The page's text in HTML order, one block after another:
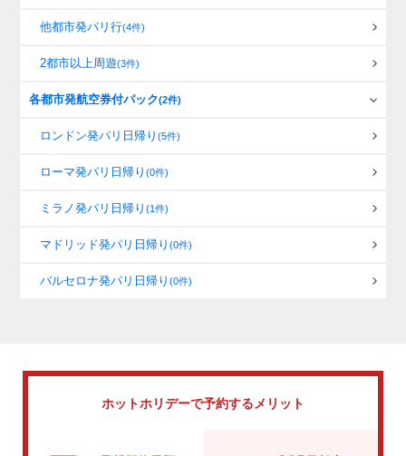
他都市発パリ行(4件)
2都市以上周遊(3件)
各都市発航空券付パック(2件)
ロンドン発パリ日帰り(5件)
ローマ発パリ日帰り(0件)
ミラノ発パリ日帰り(1件)
マドリッド発パリ日帰り(0件)
バルセロナ発パリ日帰り(0件)
ホットホリデーで予約するメリット